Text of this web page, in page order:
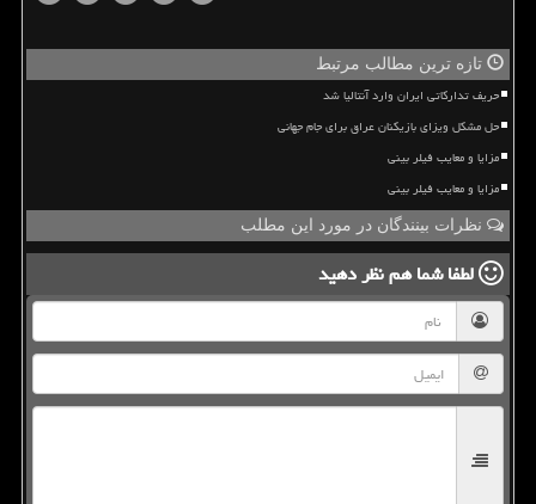
تازه ترین مطالب مرتبط
حریف تدارکاتی ایران وارد آنتالیا شد
حل مشکل ویزای بازیکنان عراق برای جام جهانی
مزایا و معایب فیلر بینی
مزایا و معایب فیلر بینی
نظرات بینندگان در مورد این مطلب
لطفا شما همنظر دهید